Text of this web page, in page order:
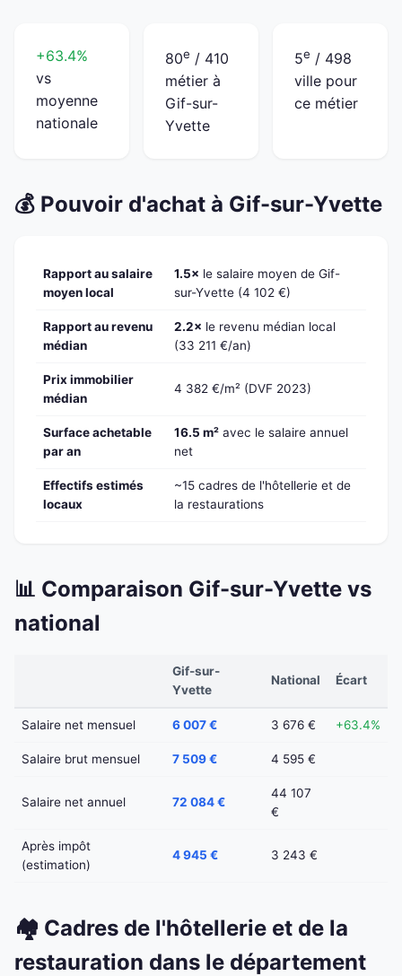
+63.4%
vs
moyenne
nationale
80e / 410
métier à
Gif-sur-
Yvette
5e / 498
ville pour
ce métier
💰 Pouvoir d'achat à Gif-sur-Yvette
Rapport au salaire
moyen local
1.5× le salaire moyen de Gif-
sur-Yvette (4 102 €)
Rapport au revenu
médian
2.2× le revenu médian local
(33 211 €/an)
Prix immobilier
médian
4 382 €/m² (DVF 2023)
Surface achetable
par an
16.5 m² avec le salaire annuel
net
Effectifs estimés
locaux
~15 cadres de l'hôtellerie et de
la restaurations
📊 Comparaison Gif-sur-Yvette vs
national
Gif-sur-
Yvette
National Écart
Salaire net mensuel 6 007 € 3 676 € +63.4%
Salaire brut mensuel 7 509 € 4 595 €
Salaire net annuel 72 084 €
44 107
€
Après impôt
(estimation)
4 945 € 3 243 €
🏘️ Cadres de l'hôtellerie et de la
restauration dans le département